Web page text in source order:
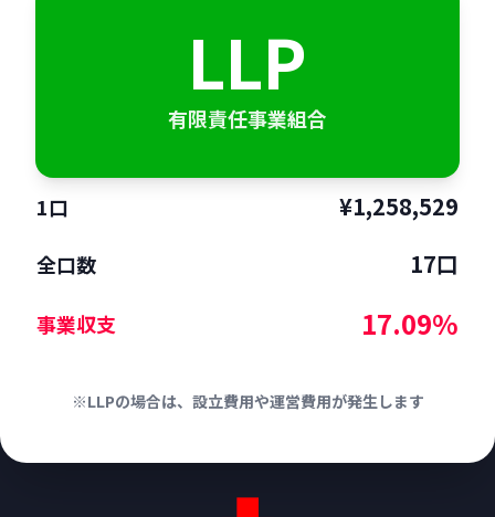
LLP
有限責任事業組合
1口 ¥1,258,529
全口数 17口
事業収支 17.09%
※LLPの場合は、設立費用や運営費用が発生します